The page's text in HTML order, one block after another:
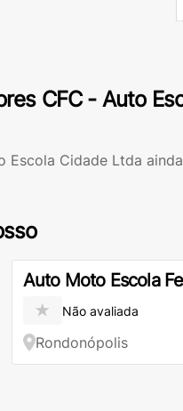
CFC - Auto
Cidade Ltda
Auto Moto Escola
★ Não avaliada
Rondonópolis